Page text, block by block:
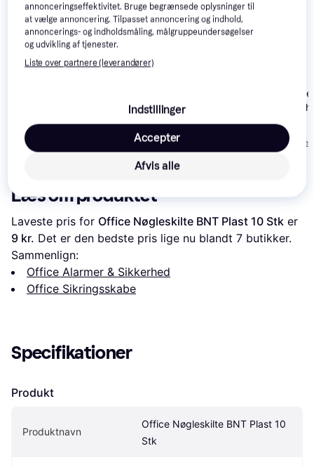
449 kr.
Yale Smart Safe
1.665 kr.
Eller 3 betalinger af 555 kr.
Safescan
SD-4141
Eller 3 betalinger
273 kr.
Læs om produktet
Laveste pris for Office Nøgleskilte BNT Plast 10 Stk
9 kr. Det er den bedste pris lige nu blandt 7 butikker.
Sammenlign:
Office Alarmer & Sikkerhed
Office Sikringsskabe
Specifikationer
Produkt
Produktnavn
Office Nøgleskilte BNT Plast 10
Stk
annonceringseffektivitet. Bruge begrænsede oplysninger til
at vælge annoncering. Tilpasset annoncering og indhold,
annoncerings- og indholdsmåling, målgruppeundersøgelser
og udvikling af tjenester.
Liste over partnere (leverandører)
Indstillinger
Afvis alle
Accepter